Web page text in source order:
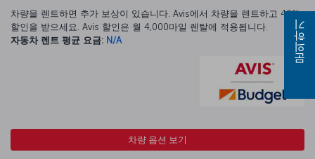
차량을 렌트하면 추가 보상이 있습니다. Avis에서 차량을 렌트하고 40%
할인을 받으세요. Avis 할인은 월 4,000마일 렌탈에 적용됩니다.
자동차 렌트 평균 요금: N/A
차량 옵션 보기
문의하기